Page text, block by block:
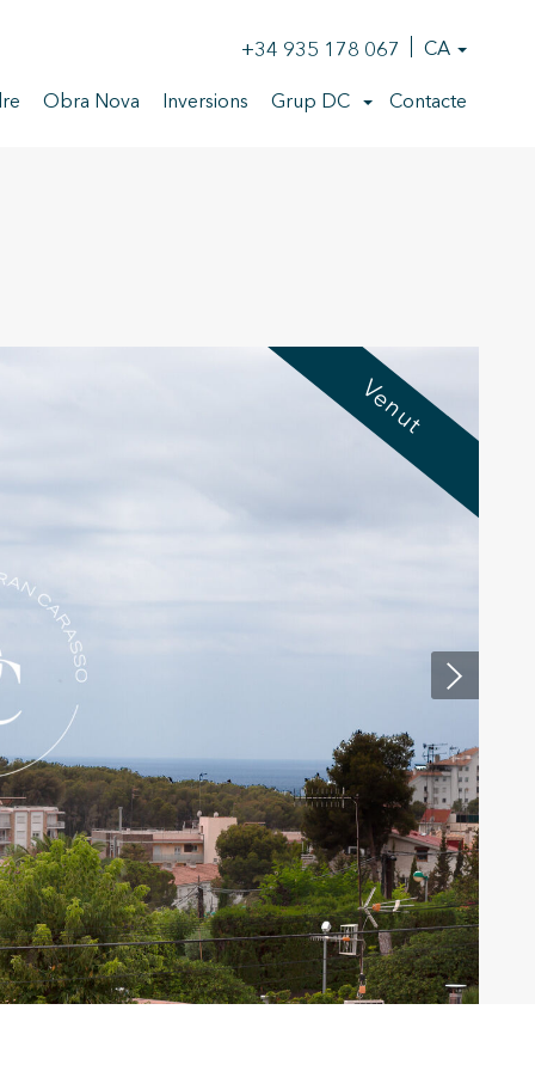
+34 935 178 067 CA
Obra Nova Inversions Grup DC Contacte
Venut
així ho
web.